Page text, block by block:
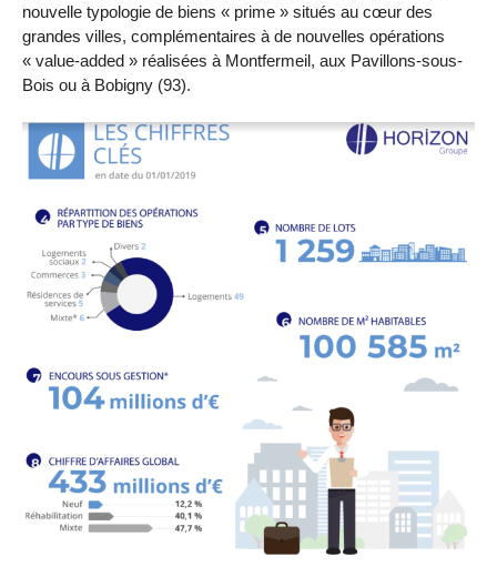
nouvelle typologie de biens « prime » situés au cœur des
grandes villes, complémentaires à de nouvelles opérations
« value-added » réalisées à Montfermeil, aux Pavillons-sous-
Bois ou à Bobigny (93).